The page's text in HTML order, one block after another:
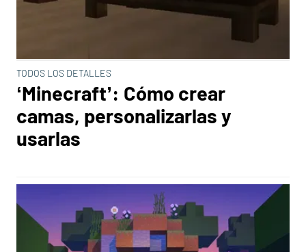
TODOS LOS DETALLES
‘Minecraft’: Cómo crear
camas, personalizarlas y
usarlas